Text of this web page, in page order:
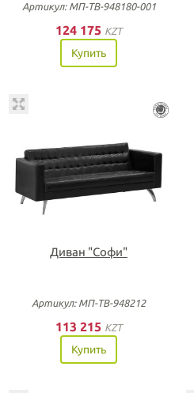
Артикул: МП-ТВ-948180-001
124 175 KZT
Купить
Диван "Софи"
Артикул: МП-ТВ-948212
113 215 KZT
Купить